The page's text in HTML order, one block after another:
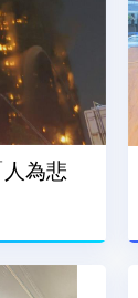
為悲